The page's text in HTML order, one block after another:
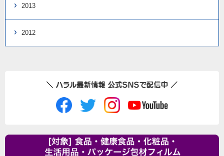
2013
2012